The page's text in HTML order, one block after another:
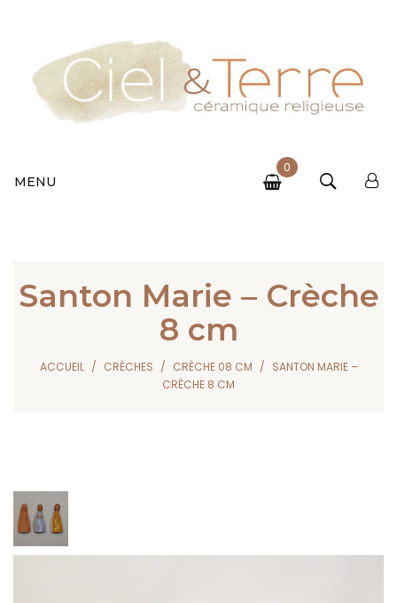
MENU
0
Santon Marie – Crèche
8 cm
ACCUEIL CRÈCHES CRÈCHE 08 CM
SANTON MARIE –
CRÈCHE 8 CM